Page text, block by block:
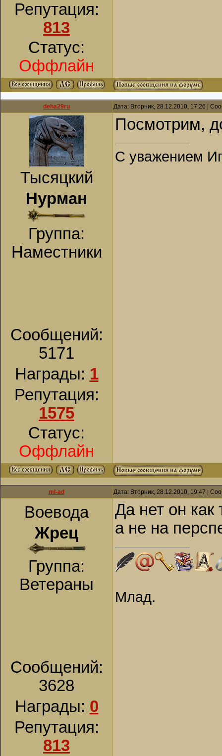
Репутация:
813
Статус:
Оффлайн
deha29ru Дата: Вторник, 28.12.2010, 17:26 |
Тысяцкий
Нурман
Группа:
Наместники
Сообщений:
5171
Награды: 1
Репутация:
1575
Статус:
Оффлайн
Посмотрим,
С уважением
ml-ad Дата: Вторник, 28.12.2010, 19:47 |
Воевода
Жрец
Группа:
Ветераны
Сообщений:
3628
Награды: 0
Репутация:
813
Да нет он как
а не на
Млад.